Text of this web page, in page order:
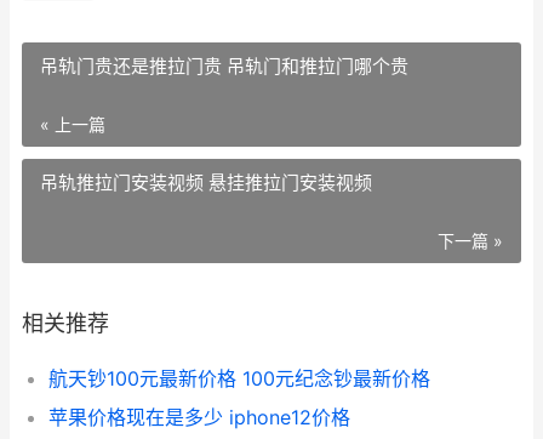
吊轨门贵还是推拉门贵 吊轨门和推拉门哪个贵
« 上一篇
吊轨推拉门安装视频 悬挂推拉门安装视频
下一篇 »
相关推荐
航天钞100元最新价格 100元纪念钞最新价格
苹果价格现在是多少 iphone12价格